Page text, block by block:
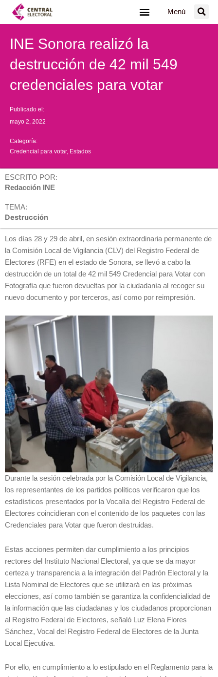
Menú
INE Sonora realizó la
destrucción de 42 mil 549
credenciales para votar
Publicado el:
mayo 2, 2022
Categoría:
Credencial para votar, Estados
ESCRITO POR:
Redacción INE
TEMA:
Destrucción
Los días 28 y 29 de abril, en sesión extraordinaria permanente de
la Comisión Local de Vigilancia (CLV) del Registro Federal de
Electores (RFE) en el estado de Sonora, se llevó a cabo la
destrucción de un total de 42 mil 549 Credencial para Votar con
Fotografía que fueron devueltas por la ciudadanía al recoger su
nuevo documento y por terceros, así como por reimpresión.
Durante la sesión celebrada por la Comisión Local de Vigilancia,
los representantes de los partidos políticos verificaron que los
estadísticos presentados por la Vocalía del Registro Federal de
Electores coincidieran con el contenido de los paquetes con las
Credenciales para Votar que fueron destruidas.
Estas acciones permiten dar cumplimiento a los principios
rectores del Instituto Nacional Electoral, ya que se da mayor
certeza y transparencia a la integración del Padrón Electoral y la
Lista Nominal de Electores que se utilizará en las próximas
elecciones, así como también se garantiza la confidencialidad de
la información que las ciudadanas y los ciudadanos proporcionan
al Registro Federal de Electores, señaló Luz Elena Flores
Sánchez, Vocal del Registro Federal de Electores de la Junta
Local Ejecutiva.
Por ello, en cumplimiento a lo estipulado en el Reglamento para la